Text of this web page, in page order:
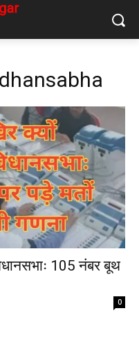
105 नंबर बूथ
0